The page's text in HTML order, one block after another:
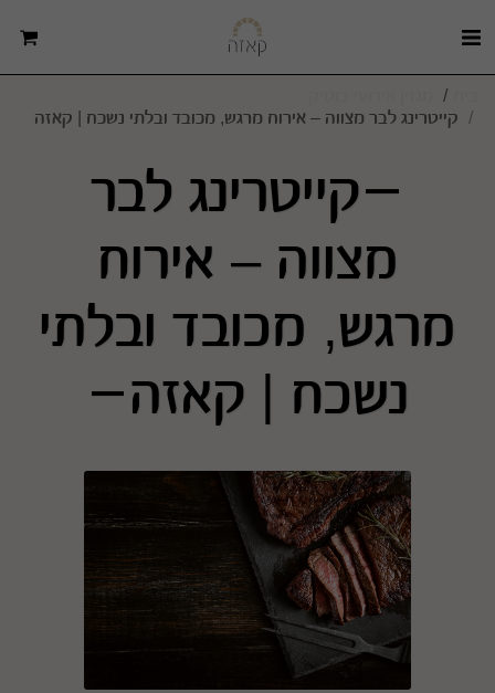
קייטרינג לבר מצווה – אירוח מרגש, מכובד ובלתי נשכח | קאזה
קייטרינג לבר
מצווה – אירוח
מרגש, מכובד ובלתי
נשכח | קאזה